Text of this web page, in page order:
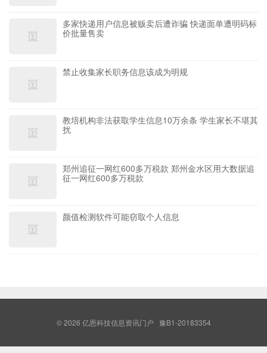
多家快递用户信息被贩卖后遭诈骗 快递面单遭明码标
价批量售卖
禁止收集家长职务信息该成为明规
教培机构非法获取学生信息10万余条 学生家长不堪其
扰
郑州追征一网红600多万税款 郑州金水区用大数据追
征一网红600多万税款
颜值检测软件可能窃取个人信息
© 2026 亿恩科技信息资讯门户 豫B1-20183354